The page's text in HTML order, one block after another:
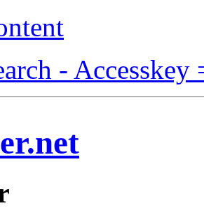
- Accesskey